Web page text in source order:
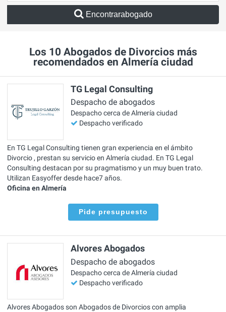
Encontrarabogado
Los 10 Abogados de Divorcios más
recomendados en Almería ciudad
TG Legal Consulting
Despacho de abogados
Despacho cerca de Almería ciudad
Despacho verificado
En TG Legal Consulting tienen gran experiencia en el ámbito
Divorcio , prestan su servicio en Almería ciudad. En TG Legal
Consulting destacan por su pragmatismo y un muy buen trato.
Utilizan Easyoffer desde hace7 años.
Oficina en Almería
Pide presupuesto
Alvores Abogados
Despacho de abogados
Despacho cerca de Almería ciudad
Despacho verificado
Alvores Abogados son Abogados de Divorcios con amplia